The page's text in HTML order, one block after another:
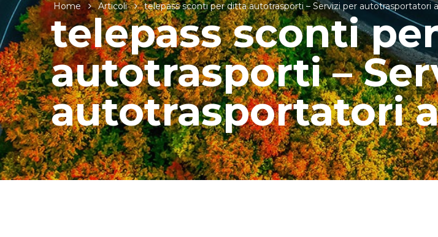
Home Articoli telepass sconti per ditta autotrasporti – Servizi per autotrasportatori
telepass sconti
autotrasporti –
autotrasportatori